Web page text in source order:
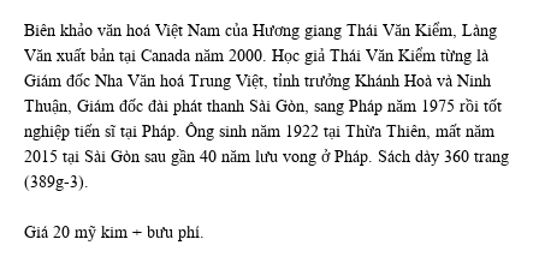
Biên khảo văn hoá Việt Nam của Hương giang Thái Văn Kiểm, Làng
Văn xuất bản tại Canada năm 2000. Học giả Thái Văn Kiểm từng là
Giám đốc Nha Văn hoá Trung Việt, tỉnh trưởng Khánh Hoà và Ninh
Thuận, Giám đốc đài phát thanh Sài Gòn, sang Pháp năm 1975 rồi tốt
nghiệp tiến sĩ tại Pháp. Ông sinh năm 1922 tại Thừa Thiên, mất năm
2015 tại Sài Gòn sau gần 40 năm lưu vong ở Pháp. Sách dày 360 trang
(389g-3).
Giá 20 mỹ kim + bưu phí.